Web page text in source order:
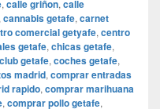
, calle griñon, calle
cannabis getafe, carnet
comercial getyafe, centro
getafe, chicas getafe,
club getafe, coches getafe,
madrid, comprar entradas
rapido, comprar marihuana
, comprar pollo getafe,